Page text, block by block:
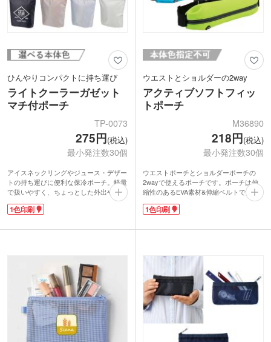
ひんやりコンパクトに持ち運び
ライトクーラーガゼット
マチ付ポーチ
TP-0073
275円(税込)
最小発注数30個
アイスネックリングやジュース・デザー
トの持ち運びに便利な保冷ポーチ。軽量
で扱いやすく、ちょっとした外出や通勤
時にも活躍します。約200mm四方の使
いやすいサイズ感です。内側には便利な
様で見た目以上の収納力があります。
1色印刷
ウエストとショルダーの2way
アクティブソフトフィッ
トポーチ
M36890
218円(税込)
最小発注数30個
ウエストポーチとショルダーポーチの
2wayで使えるポーチです。ポーチは伸
縮性のあるEVA素材&伸縮ベルトで身体
にフィットします。500～600mlのペッ
トボトルが収納できてウォーキングやジ
たりです。イヤフォンコードを通せるコ
1色でロゴ印刷ができオリジナルポーチ
を製作できます。スポーツショップの購
入特典などノベルティにいかがでしょう
か。
1色印刷